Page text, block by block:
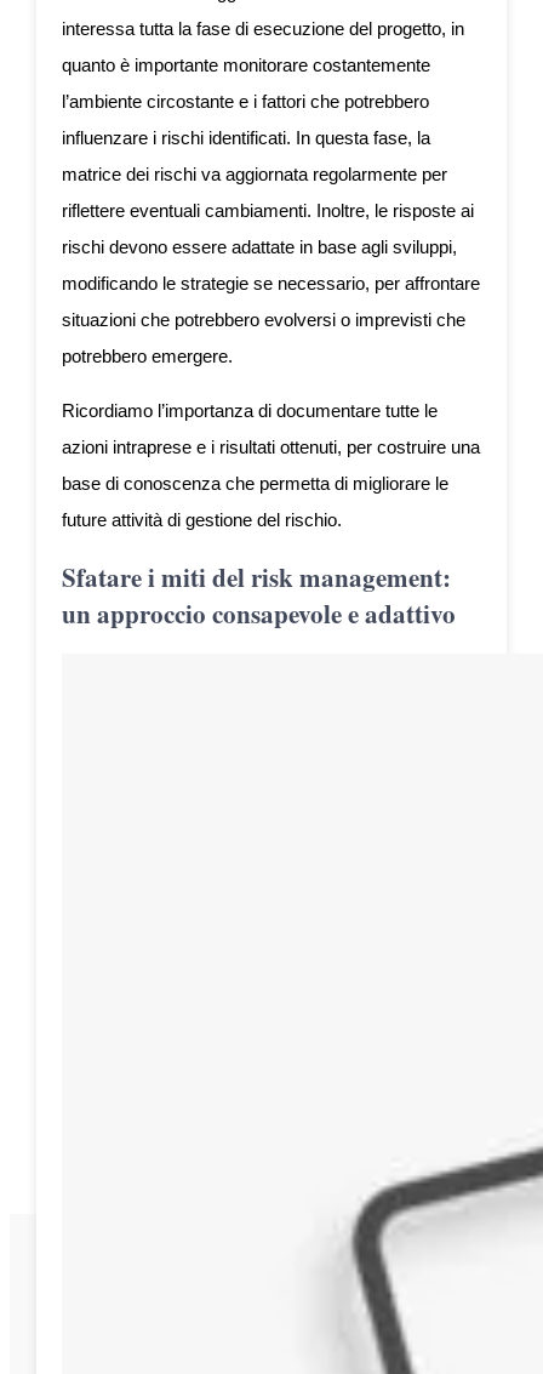
interessa tutta la fase di esecuzione del progetto, in
quanto è importante monitorare costantemente
l’ambiente circostante e i fattori che potrebbero
influenzare i rischi identificati. In questa fase, la
matrice dei rischi va aggiornata regolarmente per
riflettere eventuali cambiamenti. Inoltre, le risposte ai
rischi devono essere adattate in base agli sviluppi,
modificando le strategie se necessario, per affrontare
situazioni che potrebbero evolversi o imprevisti che
potrebbero emergere.
Ricordiamo l’importanza di documentare tutte le
azioni intraprese e i risultati ottenuti, per costruire una
base di conoscenza che permetta di migliorare le
future attività di gestione del rischio.
Sfatare i miti del risk management:
un approccio consapevole e adattivo